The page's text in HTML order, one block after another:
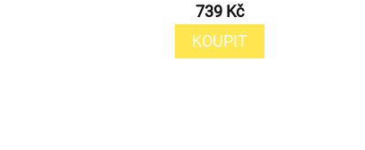
739 Kč
KOUPIT